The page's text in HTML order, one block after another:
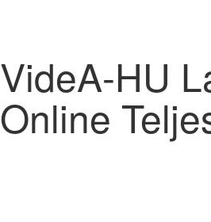
VideA-HU
Online